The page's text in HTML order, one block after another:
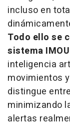
incluso en
Todo ello se
sistema IMOU
inteligencia
movimientos
distingue
minimizando
alertas